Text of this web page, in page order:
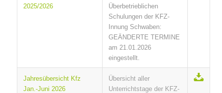
2025/2026
Überbetrieblichen
Schulungen der KFZ-
Innung Schwaben:
GEÄNDERTE TERMINE
am 21.01.2026
eingestellt.
Jahresübersicht Kfz
Jan.-Juni 2026
Übersicht aller
Unterrichtstage der KFZ-